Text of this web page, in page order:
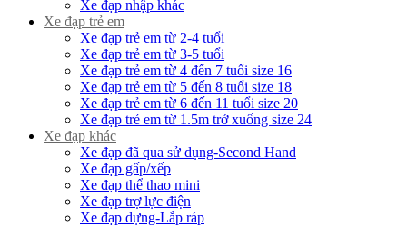
Xe đạp nhập khác
Xe đạp trẻ em
Xe đạp trẻ em từ 2-4 tuổi
Xe đạp trẻ em từ 3-5 tuổi
Xe đạp trẻ em từ 4 đến 7 tuổi size 16
Xe đạp trẻ em từ 5 đến 8 tuổi size 18
Xe đạp trẻ em từ 6 đến 11 tuổi size 20
Xe đạp trẻ em từ 1.5m trở xuống size 24
Xe đạp khác
Xe đạp đã qua sử dụng-Second Hand
Xe đạp gấp/xếp
Xe đạp thể thao mini
Xe đạp trợ lực điện
Xe đạp dựng-Lắp ráp